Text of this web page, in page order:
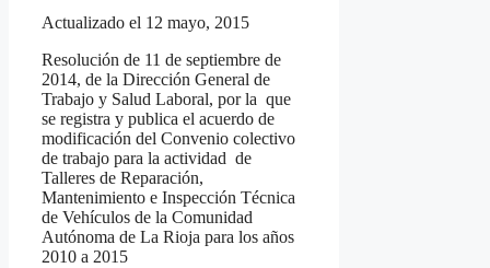
Actualizado el 12 mayo, 2015
Resolución de 11 de septiembre de
2014, de la Dirección General de
Trabajo y Salud Laboral, por la que
se registra y publica el acuerdo de
modificación del Convenio colectivo
de trabajo para la actividad de
Talleres de Reparación,
Mantenimiento e Inspección Técnica
de Vehículos de la Comunidad
Autónoma de La Rioja para los años
2010 a 2015